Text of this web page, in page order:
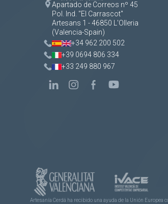
Apartado de Correos nº 45
Pol. Ind. "El Carrascot"
Artesans 1 - 46850 L'Olleria
(Valencia-Spain)
+34 962 200 502
+39 0694 806 334
+33 249 880 967
Artesanía Cerdá ha recibido una ayuda de la Unión